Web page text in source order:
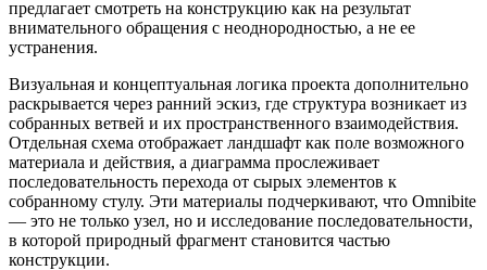
предлагает смотреть на конструкцию как на результат
внимательного обращения с неоднородностью, а не ее
устранения.
Визуальная и концептуальная логика проекта дополнительно
раскрывается через ранний эскиз, где структура возникает из
собранных ветвей и их пространственного взаимодействия.
Отдельная схема отображает ландшафт как поле возможного
материала и действия, а диаграмма прослеживает
последовательность перехода от сырых элементов к
собранному стулу. Эти материалы подчеркивают, что Omnibite
— это не только узел, но и исследование последовательности,
в которой природный фрагмент становится частью
конструкции.